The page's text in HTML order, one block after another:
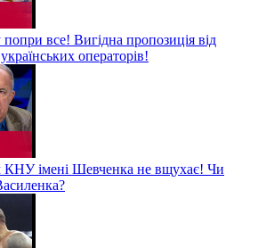
все! Вигідна пропозиція від
операторів!
КНУ імені Шевченка не вщухає! Чи